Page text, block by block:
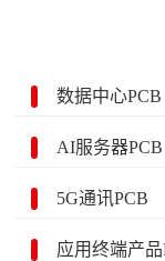
数据中心PCB
AI服务器PCB
5G通讯PCB
应用终端产品